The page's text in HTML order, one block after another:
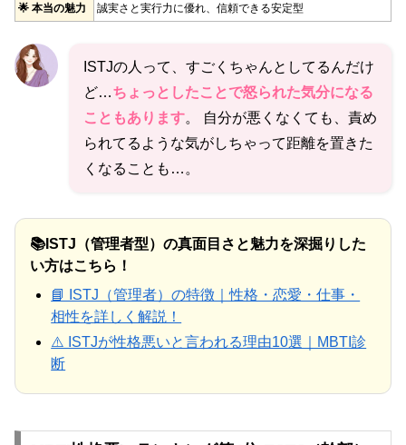
🌟 本当の魅力 誠実さと実行力に優れ、信頼できる安定型
ISTJの人って、すごくちゃんとしてるんだけ
ど…ちょっとしたことで怒られた気分になる
こともあります。 自分が悪くなくても、責め
られてるような気がしちゃって距離を置きた
くなることも…。
📚ISTJ（管理者型）の真面目さと魅力を深掘りした
い方はこちら！
📘 ISTJ（管理者）の特徴｜性格・恋愛・仕事・
相性を詳しく解説！
⚠️ ISTJが性格悪いと言われる理由10選｜MBTI診
断